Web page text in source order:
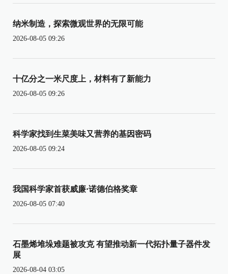
纳米制造，探索微观世界的无限可能
2026-08-05 09:26
十亿分之一米尺度上，材料有了新能力
2026-08-05 09:26
科学家找到生菜美味又营养的基因密码
2026-08-05 09:24
我国科学家首获威廉·诺德伯格奖章
2026-08-05 07:40
石墨烯堆垛难题被攻克 有望推动新一代拓扑量子器件发
展
2026-08-04 03:05